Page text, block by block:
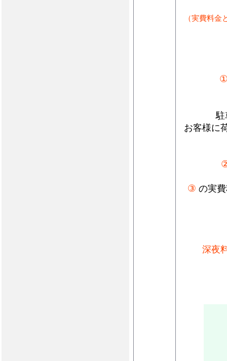
（実費料
駐
お客様に
③ の実
深夜